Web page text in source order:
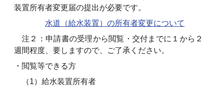
装置所有者変更届の提出が必要です。
水道（給水装置）の所有者変更について
注２：申請書の受理から閲覧・交付までに１から２
週間程度、要しますので、ご了承ください。
・閲覧等できる方
（1）給水装置所有者